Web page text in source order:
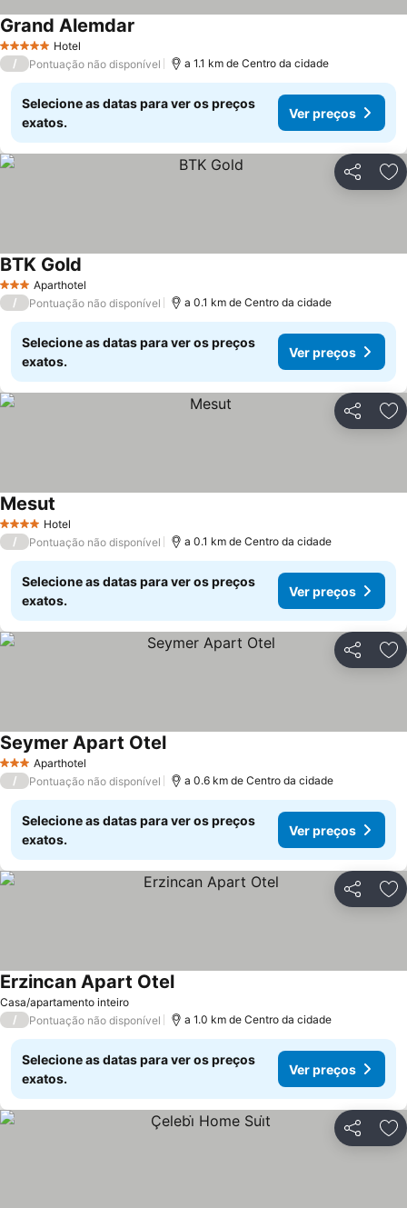
5 Estrelas Hotel
Grand Alemdar
/ Pontuação não disponível a 1.1 km de Centro da cidade
Selecione as datas para ver os preços
exatos.
Ver preços
Partilhar
3 EstrelasAparthotel
BTK Gold
/ Pontuação não disponível a 0.1 km de Centro da cidade
Selecione as datas para ver os preços
exatos.
Ver preços
Partilhar
4 EstrelasHotel
Mesut
/ Pontuação não disponível a 0.1 km de Centro da cidade
Selecione as datas para ver os preços
exatos.
Ver preços
Partilhar
3 EstrelasAparthotel
Seymer Apart OtelVer preços
/ Pontuação não disponível a 0.6 km de Centro da cidade
Selecione as datas para ver os preços
exatos.
Ver preços
Partilhar
Casa/apartamento inteiro
Erzincan Apart OtelVer preços
/ Pontuação não disponível a 1.0 km de Centro da cidade
Selecione as datas para ver os preços
exatos.
Ver preços
Partilhar